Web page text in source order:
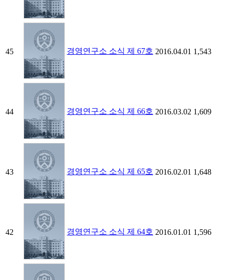
45 경영연구소 소식 제 67호 2016.04.01 1,543
44 경영연구소 소식 제 66호 2016.03.02 1,609
43 경영연구소 소식 제 65호 2016.02.01 1,648
42 경영연구소 소식 제 64호 2016.01.01 1,596